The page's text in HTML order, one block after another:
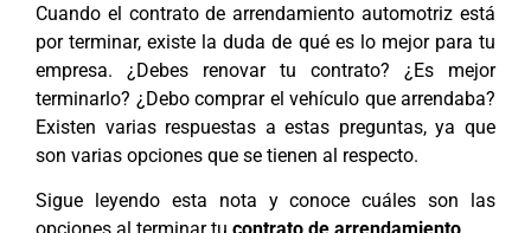
Cuando el contrato de arrendamiento automotriz está
por terminar, existe la duda de qué es lo mejor para tu
empresa. ¿Debes renovar tu contrato? ¿Es mejor
terminarlo? ¿Debo comprar el vehículo que arrendaba?
Existen varias respuestas a estas preguntas, ya que
son varias opciones que se tienen al respecto.
Sigue leyendo esta nota y conoce cuáles son las